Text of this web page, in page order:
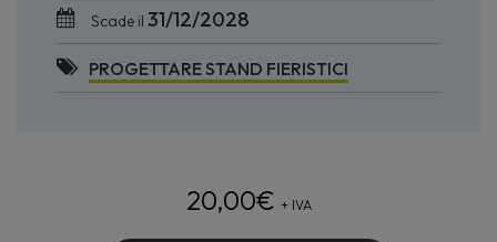
Scade il 31/12/2028
PROGETTARE STAND FIERISTICI
20,00€ + IVA